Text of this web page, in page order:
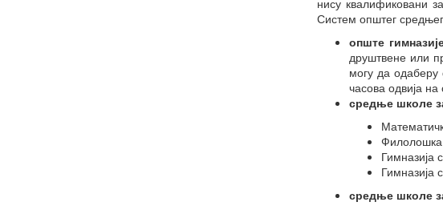
Неформално образовање
нису квалификовани
Систем општег
опште
друштвене или
могу да одаберу
часова одвија на
средње школе
Филолошка
Гимназија
Гимназија
средње школе